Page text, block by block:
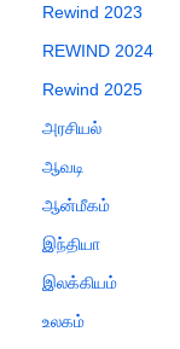
Rewind 2023
REWIND 2024
Rewind 2025
அரசியல்
ஆவடி
ஆன்மீகம்
இந்தியா
இலக்கியம்
உலகம்